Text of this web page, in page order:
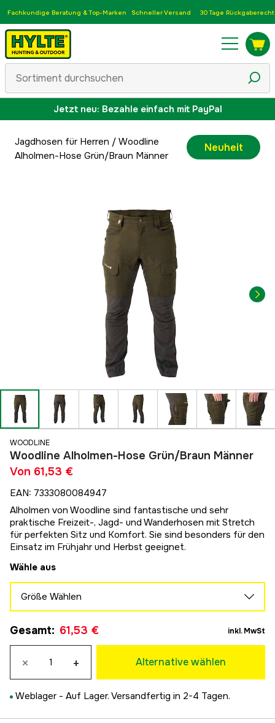
Fachkundige Beratung & Top-Marken Schneller Versand 30 Tage Rückgaberecht
Jetzt neu: Bezahle einfach mit PayPal
Jagdhosen für Herren / Woodline
Alholmen-Hose Grün/Braun Männer
Neuheit
WOODLINE
Woodline Alholmen-Hose Grün/Braun Männer
Von 61,53 €
EAN: 7333080084947
Alholmen von Woodline sind fantastische und sehr
praktische Freizeit-, Jagd- und Wanderhosen mit Stretch
für perfekten Sitz und Komfort. Sie sind besonders für den
Einsatz im Frühjahr und Herbst geeignet.
Wähle aus
Größe Wählen
61,53 €
48
61,53 €
52
61,53 €
Gesamt: 61,53 € inkl. MwSt
× + Alternative wählen
Weblager - Auf Lager. Versandfertig in 2-4 Tagen.